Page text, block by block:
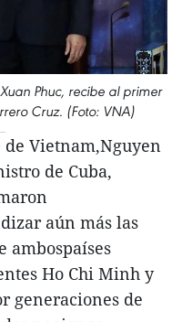
Phuc, recibe al primer
Cruz. (Foto: VNA)
Vietnam,Nguyen
de Cuba,
aún más las
ambospaíses
Ho Chi Minh y
generaciones de